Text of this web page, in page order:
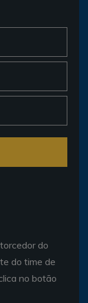
do
do time de
no botão